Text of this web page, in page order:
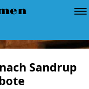
Sandrup